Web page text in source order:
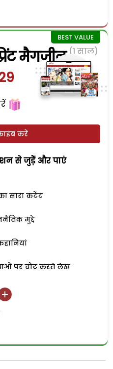
मैगजीन (1 साल)
करें
से जुड़ेें और पाएं
सारा कंटेंट
मुद्दे
पर चोट करते लेख